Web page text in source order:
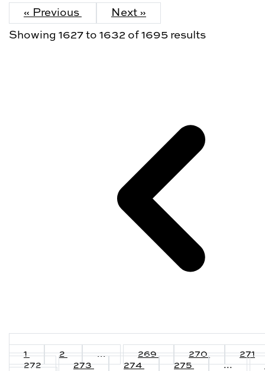
« Previous Next »
Showing 1627 to 1632 of 1695 results
1 2 ... 269 270
271
272
273 274 275 ...